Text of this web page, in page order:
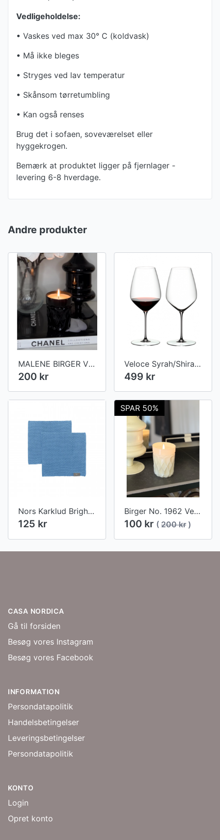
Vedligeholdelse:
• Vaskes ved max 30° C (koldvask)
• Må ikke bleges
• Stryges ved lav temperatur
• Skånsom tørretumbling
• Kan også renses
Brug det i sofaen, soveværelset eller
hyggekrogen.
Bemærk at produktet ligger på fjernlager -
levering 6-8 hverdage.
Andre produkter
MALENE BIRGER VERONA DUFTLYS MUSC NOIR
200 kr
Veloce Syrah/Shiraz Glas (2 stk.)
499 kr
Nors Karklud Bright Blue
125 kr
SPAR 50%
Birger No. 1962 Verona Duftlys - Fleur De Citron
100 kr ( 200 kr )
CASA NORDICA
Gå til forsiden
Besøg vores Instagram
Besøg vores Facebook
INFORMATION
Persondatapolitik
Handelsbetingelser
Leveringsbetingelser
Persondatapolitik
KONTO
Login
Opret konto